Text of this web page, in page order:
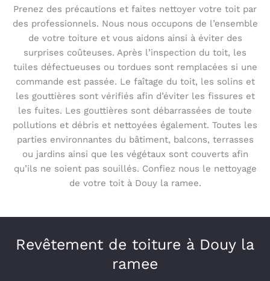
Prenez des précautions et faites nettoyer votre toit par
des professionnels. Nous nous occupons de l’ensemble
de votre toiture et vous aidons ainsi à éviter des
surprises coûteuses. Après l’inspection du toit, les
tuiles défectueuses ou tordues sont remplacées si une
commande est passée. Le faîtage du toit, les solins et
les gouttières sont vérifiés afin d’éviter les fissures et
les fuites. Les gouttières sont débarrassées de toute
pollutions et débris et nettoyées également. Toutes les
parties environnantes du bâtiment, balcons, terrasses
ou jardins ainsi que les végétaux sont couverts afin
qu’ils ne soient pas souillés. Confiez nous le nettoyage
de votre toit à Douy la ramee.
Revêtement de toiture à Douy la
ramee